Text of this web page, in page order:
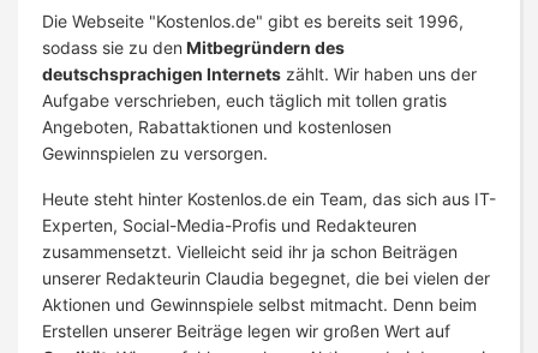
Die Webseite "Kostenlos.de" gibt es bereits seit 1996,
sodass sie zu den Mitbegründern des
deutschsprachigen Internets zählt. Wir haben uns der
Aufgabe verschrieben, euch täglich mit tollen gratis
Angeboten, Rabattaktionen und kostenlosen
Gewinnspielen zu versorgen.
Heute steht hinter Kostenlos.de ein Team, das sich aus IT-
Experten, Social-Media-Profis und Redakteuren
zusammensetzt. Vielleicht seid ihr ja schon Beiträgen
unserer Redakteurin Claudia begegnet, die bei vielen der
Aktionen und Gewinnspiele selbst mitmacht. Denn beim
Erstellen unserer Beiträge legen wir großen Wert auf